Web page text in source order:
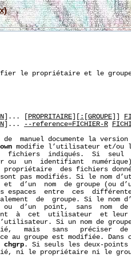
le propriétaire et le
]... [ PROPRITAIRE : GROUPE
]... --reference=FICHIER-R
de  manuel documente la
modifie l’utilisateur et/ou
fichiers  indiqués.  Si  seul
ou  un  identifiant
propriétaire  des fichiers
pas modifiés. Si le nom
et  d’un  nom  de groupe (ou
espaces  entre  ces
de  groupe. Si le nom
ou  d’un  point,  sans  nom
à  cet  utilisateur  et
Si un nom de
mais   sans   préciser
au groupe est modifiée. Dans
chgrp . Si seuls les deux-
ni le propriétaire ni le